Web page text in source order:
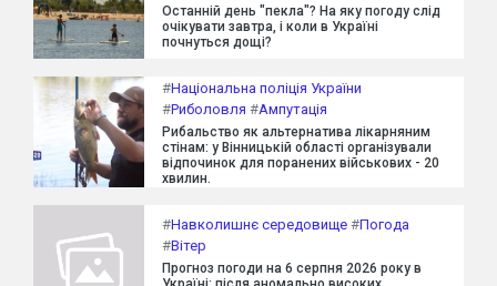
Останній день "пекла"? На яку погоду слід
очікувати завтра, і коли в Україні
почнуться дощі?
#Національна поліція України
#Риболовля #Ампутація
Рибальство як альтернатива лікарняним
стінам: у Вінницькій області організували
відпочинок для поранених військових - 20
хвилин.
#Навколишнє середовище #Погода
#Вітер
Прогноз погоди на 6 серпня 2026 року в